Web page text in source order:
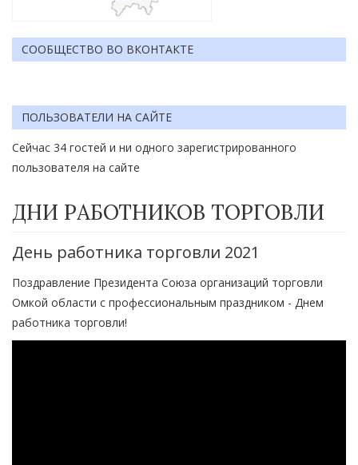
СООБЩЕСТВО ВО ВКОНТАКТЕ
ПОЛЬЗОВАТЕЛИ НА САЙТЕ
Сейчас 34 гостей и ни одного зарегистрированного
пользователя на сайте
ДНИ РАБОТНИКОВ ТОРГОВЛИ
День работника торговли 2021
Поздравление Президента Союза организаций торговли
Омкой области с профессиональным праздником - Днем
работника торговли!